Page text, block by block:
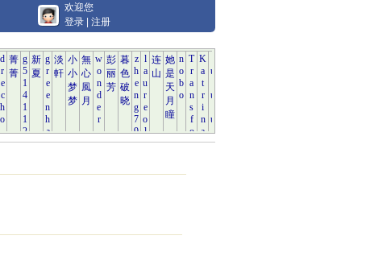
欢迎您
登录
注册